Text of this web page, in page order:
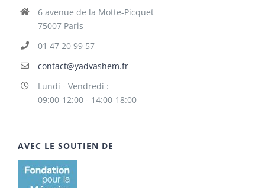
6 avenue de la Motte-Picquet
75007 Paris
01 47 20 99 57
contact@yadvashem.fr
Lundi - Vendredi :
09:00-12:00 - 14:00-18:00
AVEC LE SOUTIEN DE